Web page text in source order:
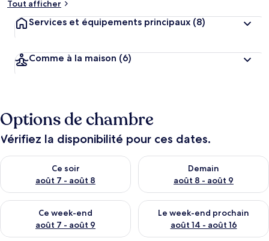
Tout afficher
Services et équipements principaux (8)
Comme à la maison (6)
Options de chambre
Vérifiez la disponibilité pour ces dates.
Ce soir
août 7 - août 8
Vérifier la disponibilité pour ce soir août 7 - août 8
Demain
août 8 - août 9
Vérifier la disponibilité pour
Ce week-end
août 7 - août 9
Vérifier la disponibilité pour ce week-end août 7 - août 9
Le week-end prochain
août 14 - août 16
Vérifier la disponibilité pour